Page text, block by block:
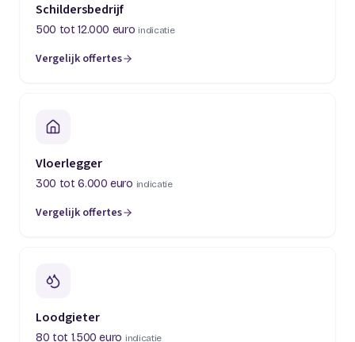
Schildersbedrijf
500 tot 12.000 euro indicatie
Vergelijk offertes
(opent in een nieuw tabblad)
Vloerlegger
300 tot 6.000 euro indicatie
Vergelijk offertes
(opent in een nieuw tabblad)
Loodgieter
80 tot 1.500 euro indicatie